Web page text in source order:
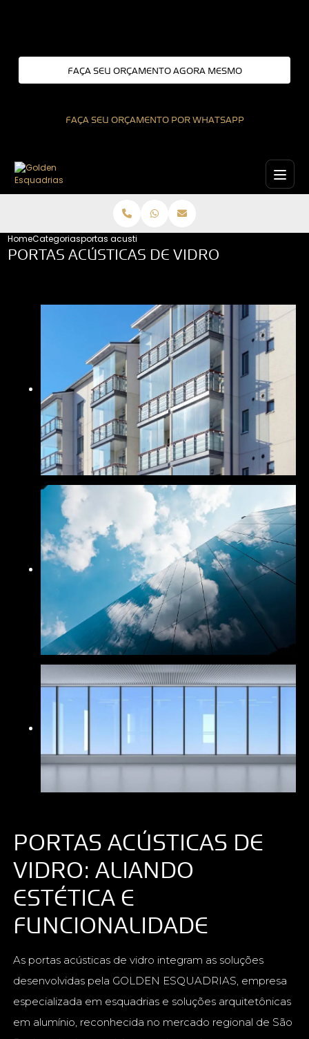
FAÇA SEU ORÇAMENTO AGORA MESMO
FAÇA SEU ORÇAMENTO POR WHATSAPP
HomeCategoriasportas acusticas de vidro
PORTAS ACÚSTICAS DE VIDRO
PORTAS ACÚSTICAS DE
VIDRO: ALIANDO
ESTÉTICA E
FUNCIONALIDADE
As portas acústicas de vidro integram as soluções
desenvolvidas pela GOLDEN ESQUADRIAS, empresa
especializada em esquadrias e soluções arquitetônicas
em alumínio, reconhecida no mercado regional de São